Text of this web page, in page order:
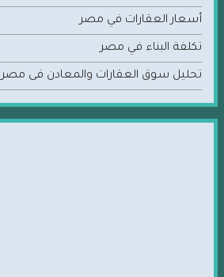
أسعار العقارات في مصر
تكلفة البناء في مصر
تحليل سوق العقارات والمعادن فى مصر